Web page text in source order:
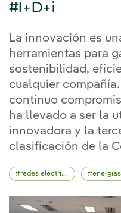
#I+D+i
La innovación es
herramientas para
sostenibilidad,
cualquier
continuo
ha llevado a ser la
innovadora y la
clasificación de la
redes eléctricas energías